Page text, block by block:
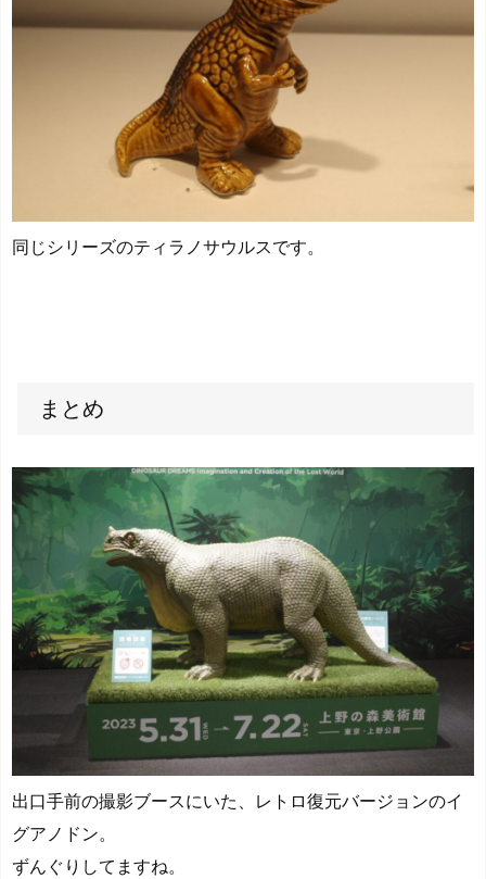
同じシリーズのティラノサウルスです。
まとめ
出口手前の撮影ブースにいた、レトロ復元バージョンのイ
グアノドン。
ずんぐりしてますね。